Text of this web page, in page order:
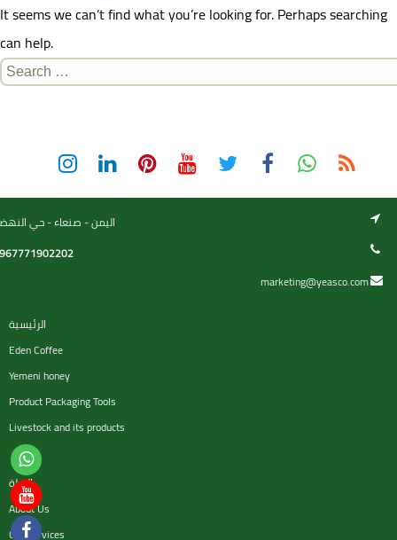
It seems we can’t find what you’re looking for. Perhaps searching
can help.
Search
اليمن - صنعاء - حي
marketing@yeasco.com
الرئيسية
Eden Coffee
Yemeni honey
Product Packaging Tools
Livestock and its products
السلة
About Us
Our services